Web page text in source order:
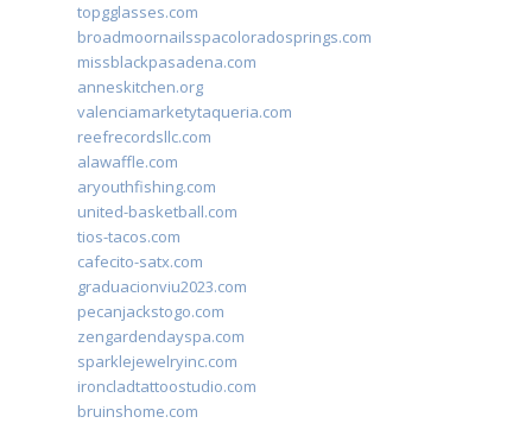
topgglasses.com
broadmoornailsspacoloradosprings.com
missblackpasadena.com
anneskitchen.org
valenciamarketytaqueria.com
reefrecordsllc.com
alawaffle.com
aryouthfishing.com
united-basketball.com
tios-tacos.com
cafecito-satx.com
graduacionviu2023.com
pecanjackstogo.com
zengardendayspa.com
sparklejewelryinc.com
ironcladtattoostudio.com
bruinshome.com